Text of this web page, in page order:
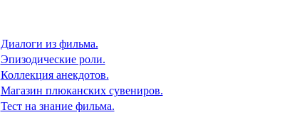
Диалоги из фильма.
Эпизодические роли.
Коллекция анекдотов.
Магазин плюканских сувениров.
Тест на знание фильма.